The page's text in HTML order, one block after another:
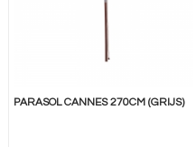
PARASOL CANNES 270CM (GRIJS)